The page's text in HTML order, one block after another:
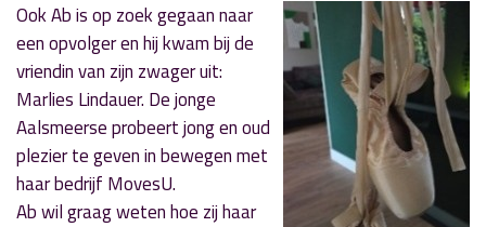
Ook Ab is op zoek gegaan naar
een opvolger en hij kwam bij de
vriendin van zijn zwager uit:
Marlies Lindauer. De jonge
Aalsmeerse probeert jong en oud
plezier te geven in bewegen met
haar bedrijf MovesU.
Ab wil graag weten hoe zij haar